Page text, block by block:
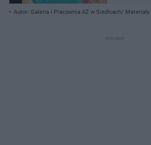
Autor: Galeria i Pracownia AZ w Siedlcach/ Materiały